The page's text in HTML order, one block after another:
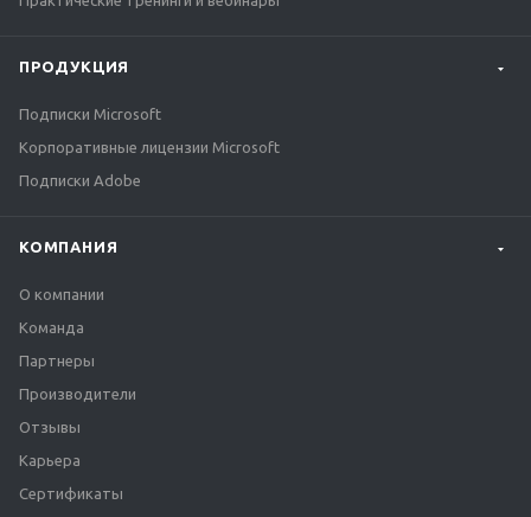
ПРОДУКЦИЯ
Подписки Microsoft
Корпоративные лицензии Microsoft
Подписки Adobe
КОМПАНИЯ
О компании
Команда
Партнеры
Производители
Отзывы
Карьера
Сертификаты